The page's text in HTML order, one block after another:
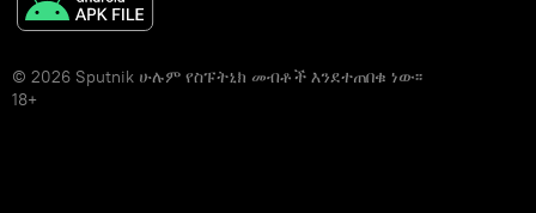
© 2026 Sputnik ሁሉም የስፑትኒክ መብቶች እንደተጠበቁ ነው፡፡
18+